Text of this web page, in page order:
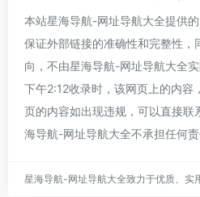
本站星海导航-网址导航大全提供
保证外部链接的准确性和完整性，
向，不由星海导航-网址导航大全
下午2:12收录时，该网页上的内容
页的内容如出现违规，可以直接联
海导航-网址导航大全不承担任何责
星海导航-网址导航大全致力于优质、实